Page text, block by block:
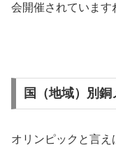
会開催されています
国（地域）別
オリンピックと言え